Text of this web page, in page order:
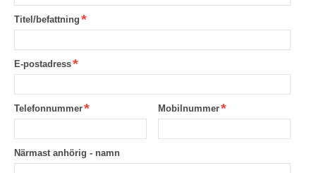
Titel/befattning
E-postadress
Telefonnummer Mobilnummer
Närmast anhörig - namn